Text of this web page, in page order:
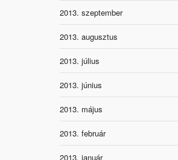
2013. szeptember
2013. augusztus
2013. július
2013. június
2013. május
2013. február
2013. január